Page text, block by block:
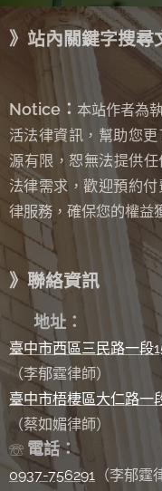
》站內關鍵字搜尋
Notice： 本站作者為
活法律資訊，幫助您
源有限，恕無法提供
法律需求，歡迎預約
律服務，確保您的權益
》聯絡資訊
地址：
臺中市西區三民路一段
（李郁霆律師）
臺中市梧棲區大仁路一
（蔡如媚律師）
☏ 電話：
0937-756291 （李郁霆